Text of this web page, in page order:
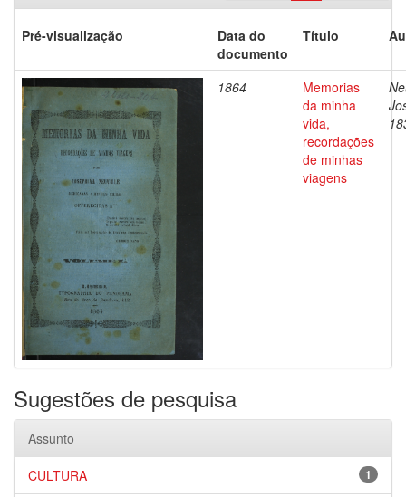
Pré-visualização
Data do
documento
Título
1864
Memorias
da minha
vida,
recordações
de minhas
viagens
Sugestões de pesquisa
Assunto
1
CULTURA